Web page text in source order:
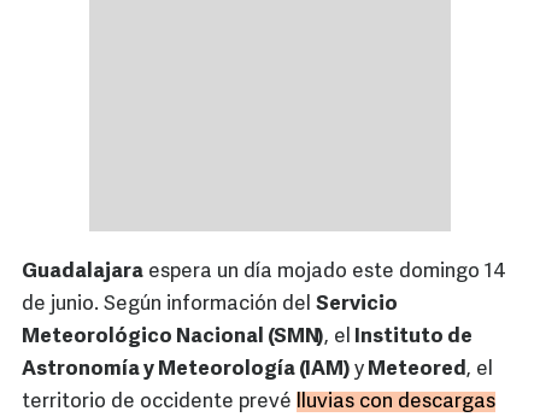
Guadalajara espera un día mojado este domingo 14
de junio. Según información del Servicio
Meteorológico Nacional (SMN), el Instituto de
Astronomía y Meteorología (IAM) y Meteored, el
territorio de occidente prevé lluvias con descargas